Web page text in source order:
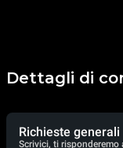
Dettagli di
Richieste generali
Scrivici, ti risponderemo